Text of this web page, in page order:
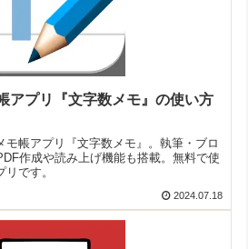
アプリ『文字数メモ』の使い方
モ帳アプリ『文字数メモ』。執筆・ブロ
作成や読み上げ機能も搭載。無料で使
です。
2024.07.18